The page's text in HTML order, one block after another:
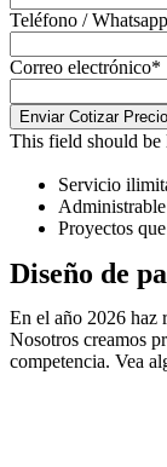
Teléfono / Whatsapp
Correo electrónico*
Enviar Cotizar Precio
This field should be
Servicio
Proyectos
Diseño de
En el año 2026 haz
Nosotros creamos
competencia. Vea